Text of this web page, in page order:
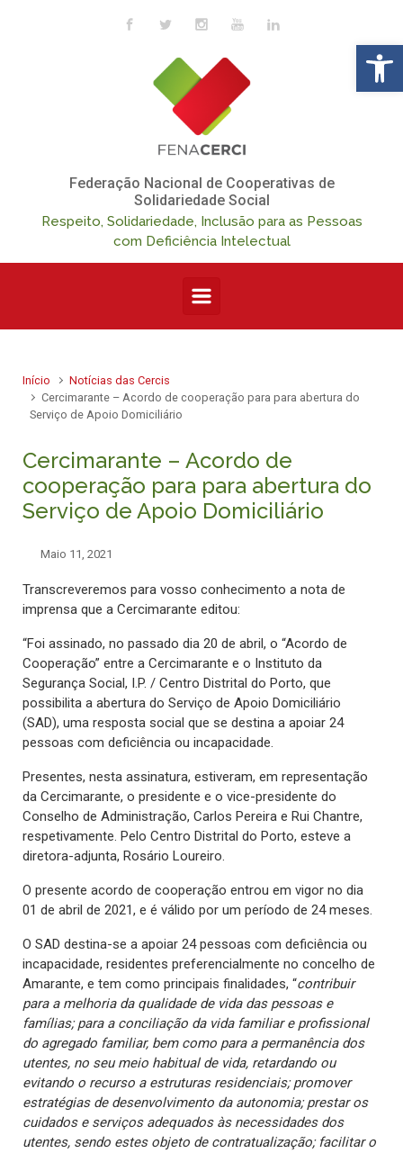
Skip to main content
Federação Nacional de Cooperativas de
Solidariedade Social
Respeito, Solidariedade, Inclusão para as Pessoas
com Deficiência Intelectual
Início
Notícias das Cercis
Cercimarante – Acordo de cooperação para para abertura do
Serviço de Apoio Domiciliário
Cercimarante – Acordo de
cooperação para para abertura do
Serviço de Apoio Domiciliário
Maio 11, 2021
Transcreveremos para vosso conhecimento a nota de
imprensa que a Cercimarante editou:
“Foi assinado, no passado dia 20 de abril, o “Acordo de
Cooperação” entre a Cercimarante e o Instituto da
Segurança Social, I.P. / Centro Distrital do Porto, que
possibilita a abertura do Serviço de Apoio Domiciliário
(SAD), uma resposta social que se destina a apoiar 24
pessoas com deficiência ou incapacidade.
Presentes, nesta assinatura, estiveram, em representação
da Cercimarante, o presidente e o vice-presidente do
Conselho de Administração, Carlos Pereira e Rui Chantre,
respetivamente. Pelo Centro Distrital do Porto, esteve a
diretora-adjunta, Rosário Loureiro.
O presente acordo de cooperação entrou em vigor no dia
01 de abril de 2021, e é válido por um período de 24 meses.
O SAD destina-se a apoiar 24 pessoas com deficiência ou
incapacidade, residentes preferencialmente no concelho de
Amarante, e tem como principais finalidades, “contribuir
para a melhoria da qualidade de vida das pessoas e
famílias; para a conciliação da vida familiar e profissional
do agregado familiar, bem como para a permanência dos
utentes, no seu meio habitual de vida, retardando ou
evitando o recurso a estruturas residenciais; promover
estratégias de desenvolvimento da autonomia; prestar os
cuidados e serviços adequados às necessidades dos
utentes, sendo estes objeto de contratualização; facilitar o